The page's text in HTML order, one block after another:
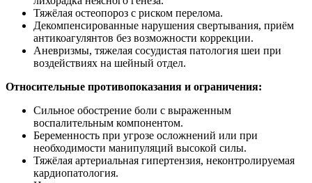
Тяжёлая остеопороз с риском перелома.
Декомпенсированные нарушения свертывания, приём
антикоагулянтов без возможности коррекции.
Аневризмы, тяжелая сосудистая патология шеи при
воздействиях на шейный отдел.
Относительные противопоказания и ограничения:
Сильное обострение боли с выраженным
воспалительным компонентом.
Беременность при угрозе осложнений или при
необходимости манипуляций высокой силы.
Тяжёлая артериальная гипертензия, неконтролируемая
кардиопатология.